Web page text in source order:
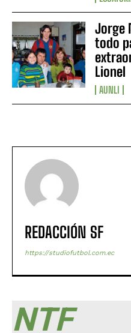
Jorge
todo
Lionel
AUNLI
REDACCIÓN SF
https://studiofutbol.com.ec
NTF